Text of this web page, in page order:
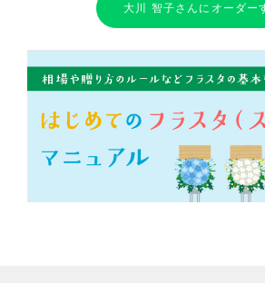
大川 智子さんにオーダー